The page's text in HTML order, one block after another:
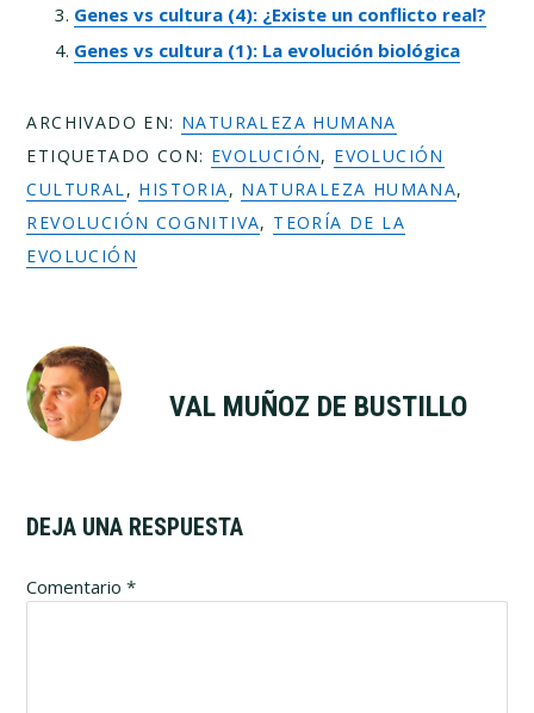
Genes vs cultura (4): ¿Existe un conflicto real?
Genes vs cultura (1): La evolución biológica
ARCHIVADO EN: NATURALEZA HUMANA
ETIQUETADO CON: EVOLUCIÓN, EVOLUCIÓN
CULTURAL, HISTORIA, NATURALEZA HUMANA,
REVOLUCIÓN COGNITIVA, TEORÍA DE LA
EVOLUCIÓN
VAL MUÑOZ DE BUSTILLO
Interacciones
DEJA UNA RESPUESTA
Comentario*